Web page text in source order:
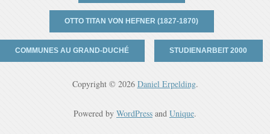
OTTO TITAN VON HEFNER (1827-1870)
COMMUNES AU GRAND-DUCHÉ STUDIENARBEIT 2000
Copyright © 2026 Daniel Erpelding.
Powered by WordPress and Unique.